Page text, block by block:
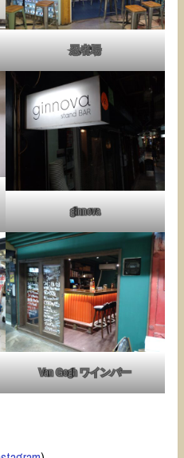
忍者場
ginnova
Van Gogh ワインバー